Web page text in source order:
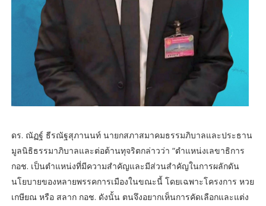
ดร. ณัฏฐ์ ธีรณัฐสุภานนท์ นายกสภาสมาคมธรรมภิบาลและประธาน
มูลนิธิธรรมาภิบาลและต่อต้านทุจริตกล่าวว่า “ตำแหน่งเลขาธิการ
กอช. เป็นตำแหน่งที่มีความสำคัญและมีส่วนสำคัญในการผลักดัน
นโยบายของหลายพรรคการเมืองในขณะนี้ โดยเฉพาะโครงการ หวย
เกษียณ หรือ สลาก กอช. ดังนั้น ตนจึงอยากเห็นการคัดเลือกและแต่ง